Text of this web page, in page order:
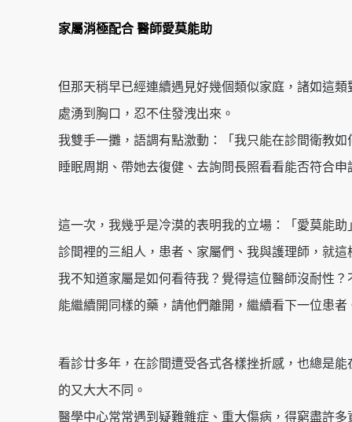
家屬消極配合 醫師愛莫能助
但那天稍早已經連續遇見好幾個類似家庭，諸如這
處湧到胸口，忍不住發洩出來。
我雙手一攤，語調有點激動：「我只能在診間衛教
睡眠周期、帶她去復健、去詢問長照看看能否符合
這一次，我幾乎是冷漠的表明我的立場：「愛莫能助
診間裡的三組人，患者、家屬們、我與護理師，就
我不知道家屬是如何看待我？覺得這位醫師沒耐性
能繼續開同樣的藥，請他們離開，繼續看下一位患者
看診廿多年，在診間遭受各式各樣挫折感，也總是
的又大大不同。
醫學中心常常遇到疑難雜症、重大傷病，得窮盡許